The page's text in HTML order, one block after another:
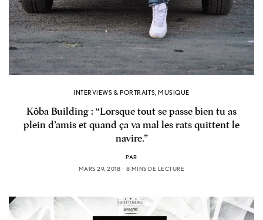
INTERVIEWS & PORTRAITS,MUSIQUE
Kôba Building : “Lorsque tout se passe bien tu as
plein d’amis et quand ça va mal les rats quittent le
navire.”
PAR
MARS 29, 2018
8 MINS DE LECTURE